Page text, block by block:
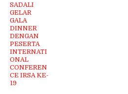
SADALI
GELAR
GALA
DINNER
DENGAN
PESERTA
INTERNATI
ONAL
CONFEREN
CE IRSA KE-
19